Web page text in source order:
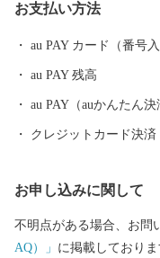
（現在は勝竜寺城公園と
資源に彩られた街でもあります。 京都府長岡京市
の合戦」の舞台ともなっ
玉（のちの細川ガラシャ
メイン会場でもあります
ジの名所として知られて
に染まったツツジの回廊は圧巻の
寺 光明寺 西山浄土宗の
お支払い方法
au PAY カード（番号入
au PAY 残高
au PAY（auかんたん
クレジットカード決済
お申し込みに関して
不明点がある場合、お問
AQ）」 に掲載しており